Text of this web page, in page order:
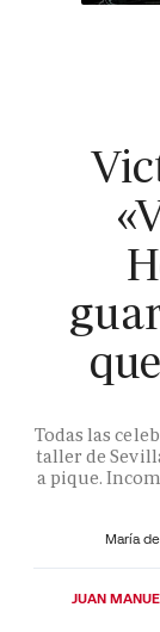
Todas las
taller de
a pique.
María
JUAN